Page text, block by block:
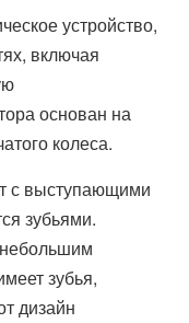
устройство,
включая
основан на
колеса.
с выступающими
зубьями.
зубья,
дизайн